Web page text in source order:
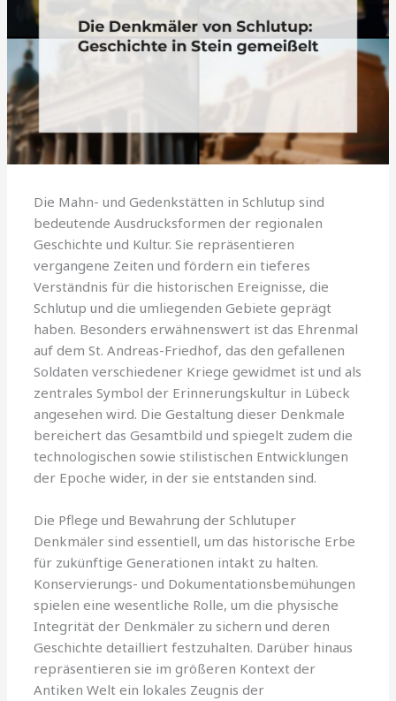
Die Mahn- und Gedenkstätten in Schlutup sind
bedeutende Ausdrucksformen der regionalen
Geschichte und Kultur. Sie repräsentieren
vergangene Zeiten und fördern ein tieferes
Verständnis für die historischen Ereignisse, die
Schlutup und die umliegenden Gebiete geprägt
haben. Besonders erwähnenswert ist das Ehrenmal
auf dem St. Andreas-Friedhof, das den gefallenen
Soldaten verschiedener Kriege gewidmet ist und als
zentrales Symbol der Erinnerungskultur in Lübeck
angesehen wird. Die Gestaltung dieser Denkmale
bereichert das Gesamtbild und spiegelt zudem die
technologischen sowie stilistischen Entwicklungen
der Epoche wider, in der sie entstanden sind.
Die Pflege und Bewahrung der Schlutuper
Denkmäler sind essentiell, um das historische Erbe
für zukünftige Generationen intakt zu halten.
Konservierungs- und Dokumentationsbemühungen
spielen eine wesentliche Rolle, um die physische
Integrität der Denkmäler zu sichern und deren
Geschichte detailliert festzuhalten. Darüber hinaus
repräsentieren sie im größeren Kontext der
Antiken Welt ein lokales Zeugnis der